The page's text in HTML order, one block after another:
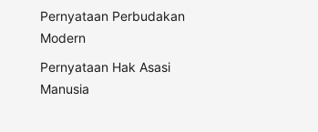
Pernyataan Perbudakan
Modern
Pernyataan Hak Asasi
Manusia